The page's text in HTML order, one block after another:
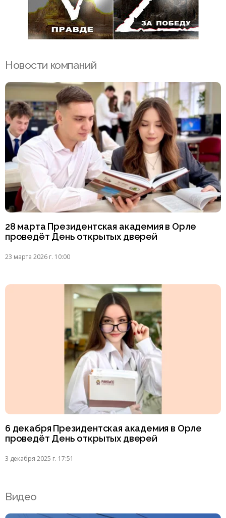
Новости компаний
28 марта Президентская академия в Орле
проведёт День открытых дверей
23 марта 2026 г. 10:00
6 декабря Президентская академия в Орле
проведёт День открытых дверей
3 декабря 2025 г. 17:51
Видео